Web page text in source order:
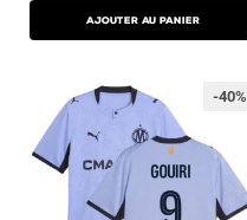
AJOUTER AU PANIER
-40%